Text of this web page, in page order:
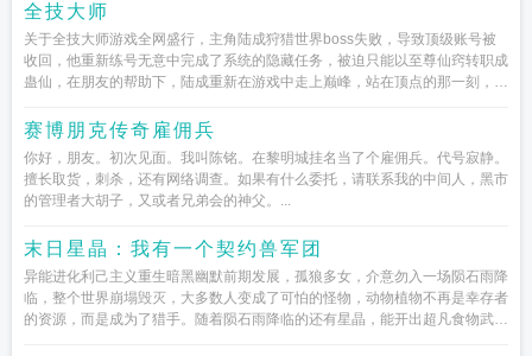
全技大师
关于全技大师游戏全网盛行，主角陆成狩猎世界boss失败，导致顶级账号被
收回，他重新练号无意中完成了系统的隐藏任务，被迫只能以至尊仙窍转职成
蛊仙，在朋友的帮助下，陆成重新在游戏中走上巅峰，站在顶点的那一刻，他
赛博朋克传奇雇佣兵
你好，朋友。初次见面。我叫陈铭。在黎明城挂名当了个雇佣兵。代号寂静。
擅长取货，刺杀，还有网络调查。如果有什么委托，请联系我的中间人，黑市
的管理者大胡子，又或者兄弟会的神父。...
末日星晶：我有一个契约兽军团
异能进化利己主义重生暗黑幽默前期发展，孤狼多女，介意勿入一场陨石雨降
临，整个世界崩塌毁灭，大多数人变成了可怕的怪物，动物植物不再是幸存者
的资源，而是成为了猎手。随着陨石雨降临的还有星晶，能开出超凡食物武